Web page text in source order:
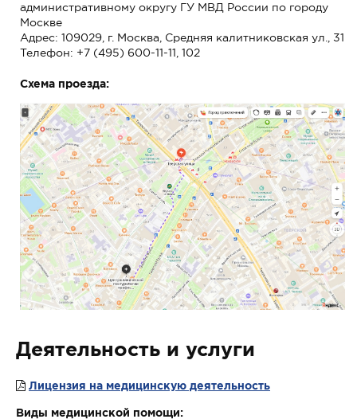
административному округу ГУ МВД России по городу
Москве
Адрес: 109029, г. Москва, Средняя калитниковская ул., 31
Телефон: +7 (495) 600-11-11, 102
Схема проезда:
Деятельность и услуги
Лицензия на медицинскую деятельность
Виды медицинской помощи: